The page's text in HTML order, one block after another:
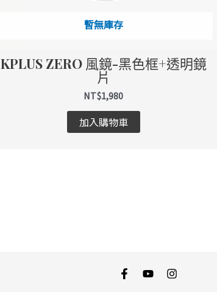
暫無庫存
KPLUS ZERO 風鏡-黑色框+透明鏡
片
NT$1,980
加入購物車